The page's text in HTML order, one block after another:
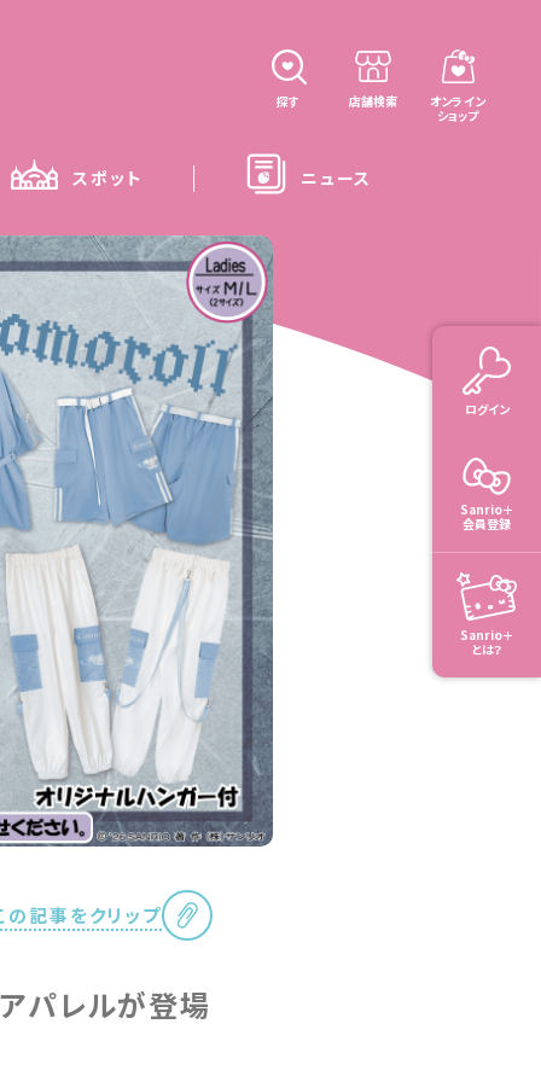
ログイン
Sanrio＋
会員登録
Sanrio＋
とは？
探す 店舗検索
オンライン
ショップ
スポット ニュース
の記事をクリップ
パレルが登場